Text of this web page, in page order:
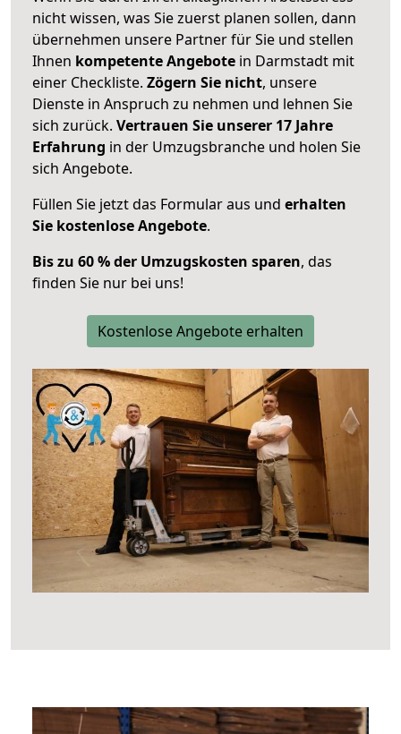
nicht wissen, was Sie zuerst planen sollen, dann
übernehmen unsere Partner für Sie und stellen
Ihnen kompetente Angebote in Darmstadt mit
einer Checkliste. Zögern Sie nicht, unsere
Dienste in Anspruch zu nehmen und lehnen Sie
sich zurück. Vertrauen Sie unserer 17 Jahre
Erfahrung in der Umzugsbranche und holen Sie
sich Angebote.
Füllen Sie jetzt das Formular aus und erhalten
Sie kostenlose Angebote.
Bis zu 60 % der Umzugskosten sparen, das
finden Sie nur bei uns!
Kostenlose Angebote erhalten